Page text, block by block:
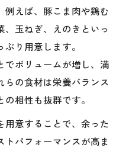
例えば、豚こま肉や鶏む
、玉ねぎ、えのきといっ
り用意します。
でボリュームが増し、満
らの食材は栄養バランス
相性も抜群です。
用意することで、余った
パフォーマンスが高ま